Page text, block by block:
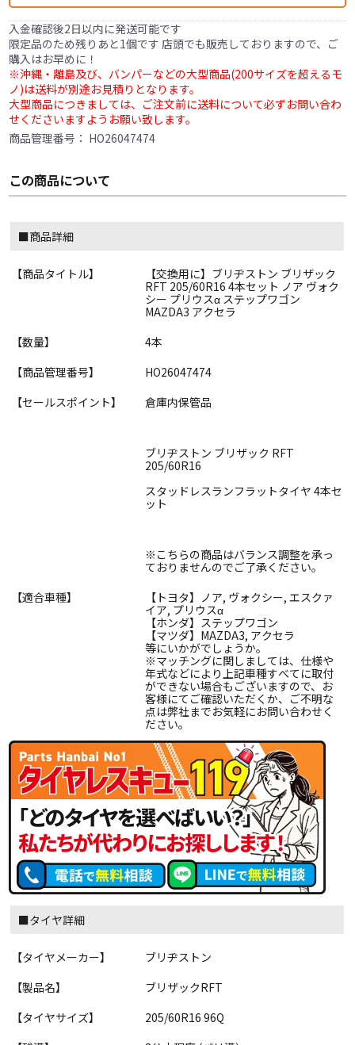
入金確認後2日以内に発送可能です
限定品のため残りあと1個です 店頭でも販売しておりますので、ご
購入はお早めに！
※沖縄・離島及び、バンパーなどの大型商品(200サイズを超えるモ
ノ)は送料が別途お見積りとなります。
大型商品につきましては、ご注文前に送料について必ずお問い合わ
せくださいますようお願い致します。
商品管理番号： HO26047474
この商品について
■商品詳細
【商品タイトル】
【交換用に】ブリヂストン ブリザック
RFT 205/60R16 4本セット ノア ヴォク
シー プリウスα ステップワゴン
MAZDA3 アクセラ
【数量】
4本
【商品管理番号】
HO26047474
【セールスポイント】
倉庫内保管品
ブリヂストン ブリザック RFT
205/60R16
スタッドレスランフラットタイヤ 4本セ
ット
※こちらの商品はバランス調整を承っ
ておりませんのでご了承ください。
【適合車種】
【トヨタ】ノア, ヴォクシー, エスクァ
イア, プリウスα
【ホンダ】ステップワゴン
【マツダ】MAZDA3, アクセラ
等にいかがでしょうか。
※マッチングに関しましては、仕様や
年式などにより上記車種すべてに取付
ができない場合もございますので、お
客様にてご確認いただくか、ご不明な
点は弊社までお気軽にお問い合わせく
ださい。
■タイヤ詳細
【タイヤメーカー】
ブリヂストン
【製品名】
ブリザックRFT
【タイヤサイズ】
205/60R16 96Q